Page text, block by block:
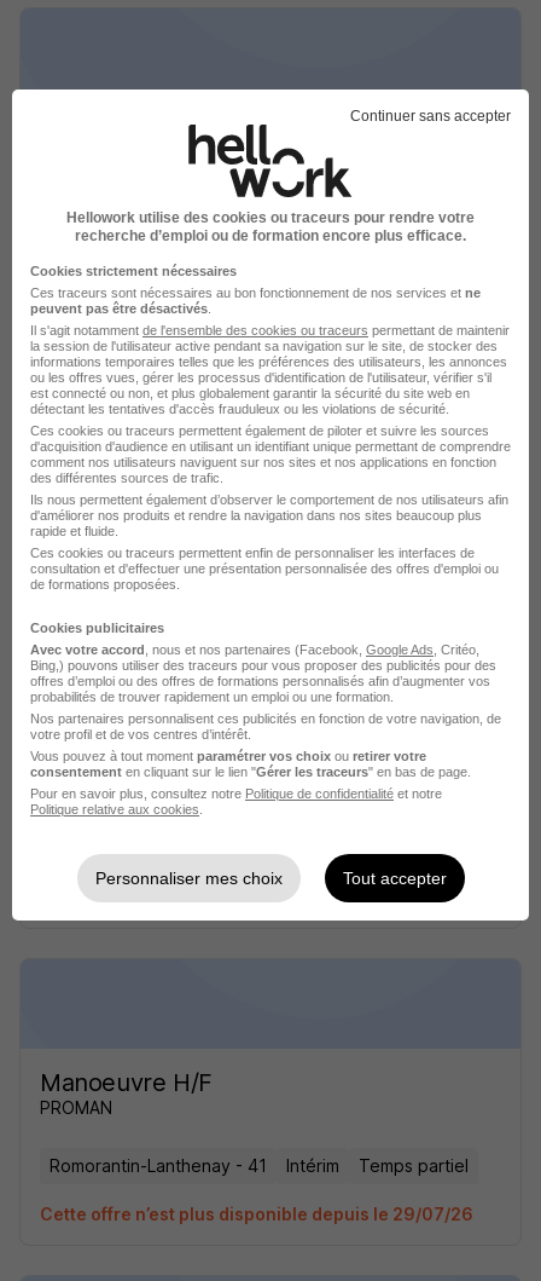
Manoeuvre H/F
Romorantin-Lanthenay - 41 Intérim Temps partiel
Cette offre n’est plus disponible depuis le 29/07/26
Manoeuvre H/F
PROMAN
Romorantin-Lanthenay - 41
Cette offre n’est plus disponible depuis le 29/07/26
Manoeuvre H/F
PROMAN
Cette offre n’est plus disponible depuis le 29/07/26
Manoeuvre H/F
PROMAN
Romorantin-Lanthenay - 41 Intérim Temps partiel
Cette offre n’est plus disponible depuis le 29/07/26
Continuer sans accepter
Hellowork utilise des cookies ou traceurs pour rendre votre
recherche d’emploi ou de formation encore plus efficace.
Cookies strictement nécessaires
Ces traceurs sont nécessaires au bon fonctionnement de nos services et ne
peuvent pas être désactivés
Il s'agit notamment de l'ensemble des cookies ou traceurs permettant de maintenir
la session de l'utilisateur active pendant sa navigation sur le site, de stocker des
informations temporaires telles que les préférences des utilisateurs, les annonces
ou les offres vues, gérer les processus d'identification de l'utilisateur, vérifier s'il
est connecté ou non, et plus globalement garantir la sécurité du site web en
détectant les tentatives d'accès frauduleux ou les violations de sécurité.
Ces cookies ou traceurs permettent également de piloter et suivre les sources
d'acquisition d'audience en utilisant un identifiant unique permettant de comprendre
comment nos utilisateurs naviguent sur nos sites et nos applications en fonction
des différentes sources de trafic.
Ils nous permettent également d’observer le comportement de nos utilisateurs afin
d'améliorer nos produits et rendre la navigation dans nos sites beaucoup plus
rapide et fluide.
Ces cookies ou traceurs permettent enfin de personnaliser les interfaces de
consultation et d'effectuer une présentation personnalisée des offres d'emploi ou
de formations proposées.
Cookies publicitaires
Avec votre accord , nous et nos partenaires (Facebook, Google Ads , Critéo,
Bing,) pouvons utiliser des traceurs pour vous proposer des publicités pour des
offres d’emploi ou des offres de formations personnalisés afin d’augmenter vos
probabilités de trouver rapidement un emploi ou une formation.
Nos partenaires personnalisent ces publicités en fonction de votre navigation, de
votre profil et de vos centres d’intérêt.
Vous pouvez à tout moment paramétrer vos choix ou retirer votre
consentement en cliquant sur le lien "Gérer les traceurs" en bas de page.
Pour en savoir plus, consultez notre Politique de confidentialité et notre
Politique relative aux cookies
Personnaliser mes choix Tout accepter